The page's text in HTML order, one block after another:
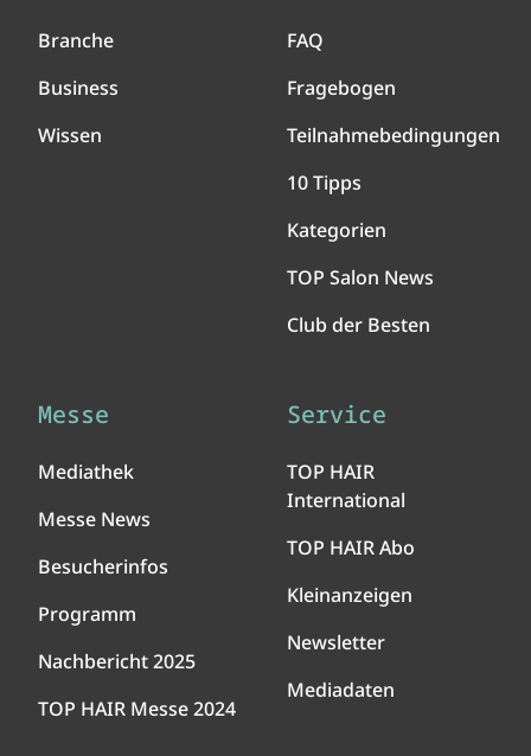
Branche
Business
Wissen
FAQ
Fragebogen
Teilnahmebedingungen
10 Tipps
Kategorien
TOP Salon News
Club der Besten
Messe
Mediathek
Messe News
Besucherinfos
Programm
Nachbericht 2025
TOP HAIR Messe 2024
Service
TOP HAIR
International
TOP HAIR Abo
Kleinanzeigen
Newsletter
Mediadaten